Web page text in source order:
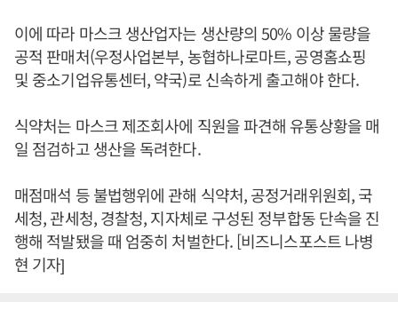
이에 따라 마스크 생산업자는 생산량의 50% 이상 물량을
공적 판매처(우정사업본부, 농협하나로마트, 공영홈쇼핑
및 중소기업유통센터, 약국)로 신속하게 출고해야 한다.
식약처는 마스크 제조회사에 직원을 파견해 유통상황을 매
일 점검하고 생산을 독려한다.
매점매석 등 불법행위에 관해 식약처, 공정거래위원회, 국
세청, 관세청, 경찰청, 지자체로 구성된 정부합동 단속을 진
행해 적발됐을 때 엄중히 처벌한다. [비즈니스포스트 나병
현 기자]